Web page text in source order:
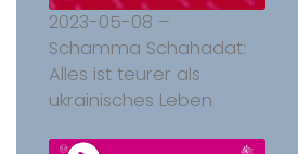
2023-05-08 –
Schamma Schahadat:
Alles ist teurer als
ukrainisches Leben